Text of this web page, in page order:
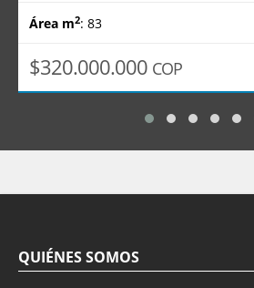
Área m2: 83
$320.000.000 COP
QUIÉNES SOMOS